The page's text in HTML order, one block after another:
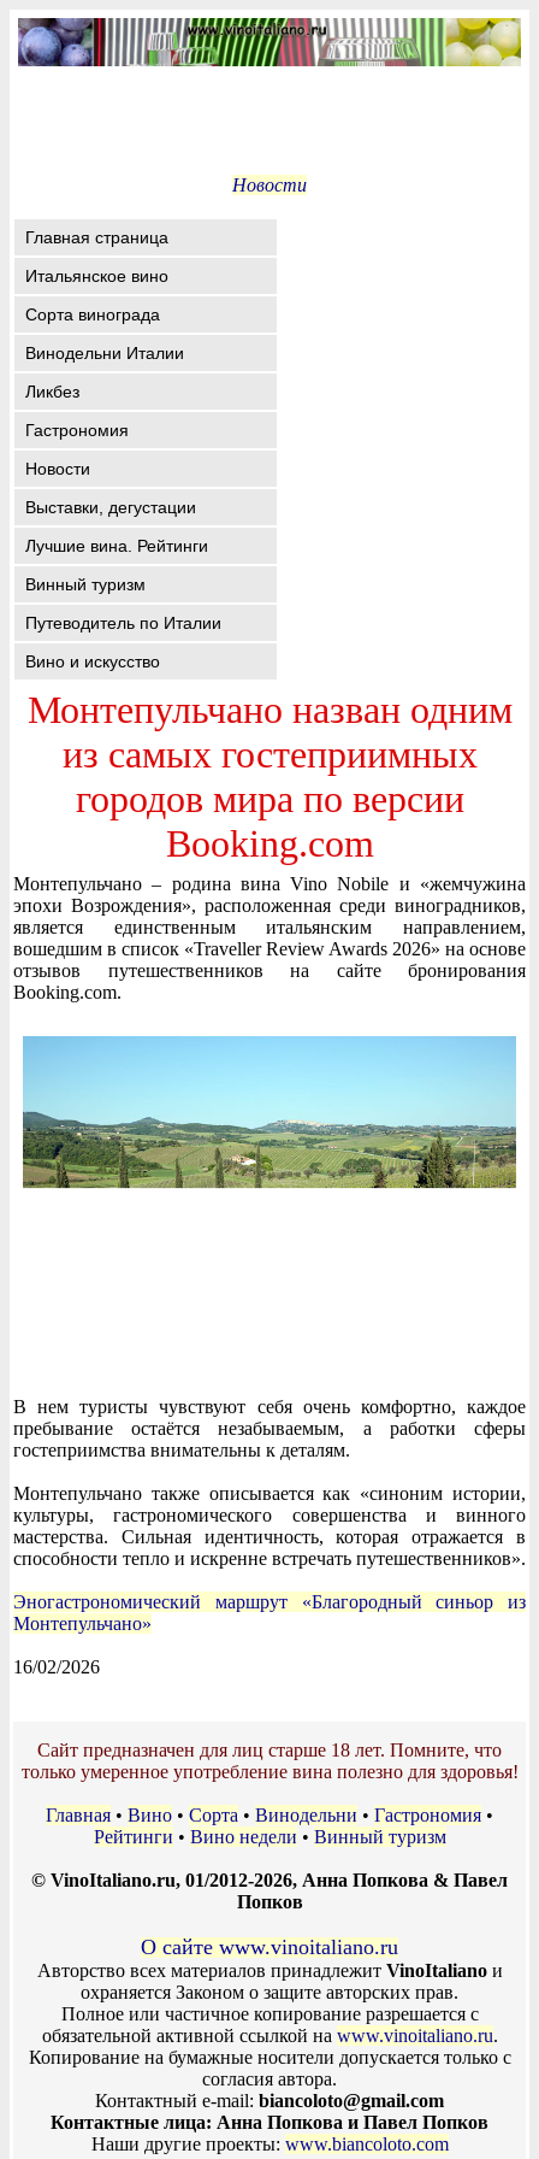
Новости
Главная страница
Итальянское вино
Сорта винограда
Винодельни Италии
Ликбез
Гастрономия
Новости
Выставки, дегустации
Лучшие вина. Рейтинги
Винный туризм
Путеводитель по Италии
Вино и искусство
Монтепульчано назван одним
из самых гостеприимных
городов мира по версии
Booking.com
Монтепульчано – родина вина Vino Nobile и «жемчужина
эпохи Возрождения», расположенная среди виноградников,
является единственным итальянским направлением,
вошедшим в список «Traveller Review Awards 2026» на основе
отзывов путешественников на сайте бронирования
Booking.com.
В нем туристы чувствуют себя очень комфортно, каждое
пребывание остаётся незабываемым, а работки сферы
гостеприимства внимательны к деталям.
Монтепульчано также описывается как «синоним истории,
культуры, гастрономического совершенства и винного
мастерства. Сильная идентичность, которая отражается в
способности тепло и искренне встречать путешественников».
Эногастрономический маршрут «Благородный синьор из
Монтепульчано»
16/02/2026
Сайт предназначен для лиц старше 18 лет. Помните, что
только умеренное употребление вина полезно для здоровья!
Главная • Вино • Сорта • Винодельни • Гастрономия •
Рейтинги • Вино недели • Винный туризм
© VinoItaliano.ru, 01/2012-2026, Анна Попкова & Павел
Попков
О сайте www.vinoitaliano.ru
Авторство всех материалов принадлежит VinoItalianoи
охраняется Законом о защите авторских прав.
Полное или частичное копирование разрешается с
обязательной активной ссылкой на www.vinoitaliano.ru.
Копирование на бумажные носители допускается только с
согласия автора.
Контактный e-mail: biancoloto@gmail.com
Контактные лица: Анна Попкова и Павел Попков
Наши другие проекты: www.biancoloto.com